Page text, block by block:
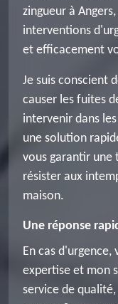
zingueur à
interventions
et efficacement
Je suis conscient
causer les fuites
intervenir dans
une solution
vous garantir
résister aux
maison.
Une réponse
En cas
expertise et mon
service de